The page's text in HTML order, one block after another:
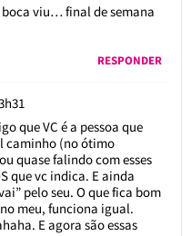
viu… final de semana
RESPONDER
que VC é a pessoa que
caminho (no ótimo
quase falindo com esses
que vc indica. E ainda
pelo seu. O que fica bom
meu, funciona igual.
E agora são essas